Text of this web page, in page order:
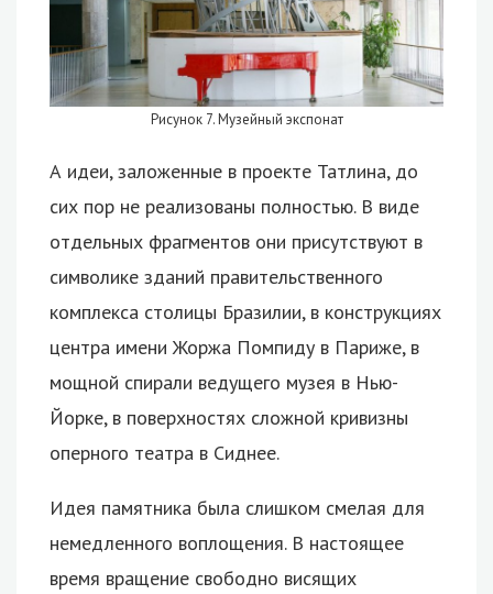
Рисунок 7. Музейный экспонат
А идеи, заложенные в проекте Татлина, до
сих пор не реализованы полностью. В виде
отдельных фрагментов они присутствуют в
символике зданий правительственного
комплекса столицы Бразилии, в конструкциях
центра имени Жоржа Помпиду в Париже, в
мощной спирали ведущего музея в Нью-
Йорке, в поверхностях сложной кривизны
оперного театра в Сиднее.
Идея памятника была слишком смелая для
немедленного воплощения. В настоящее
время вращение свободно висящих